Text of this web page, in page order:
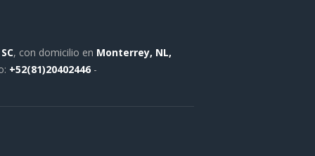
, con domicilio en Monterrey, NL,
+52(81)20402446-